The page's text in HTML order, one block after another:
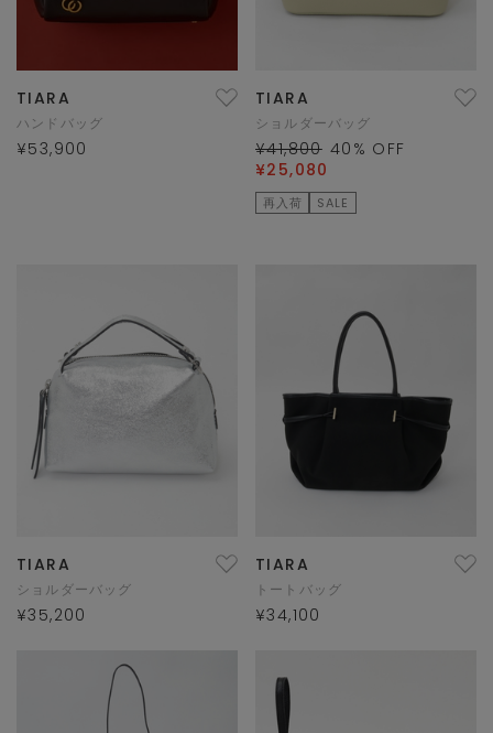
TIARA
ハンドバッグ
¥53,900
TIARA
ショルダーバッグ
¥41,800 40 % OFF
¥25,080
再入荷 SALE
TIARA
ショルダーバッグ
¥35,200
TIARA
トートバッグ
¥34,100